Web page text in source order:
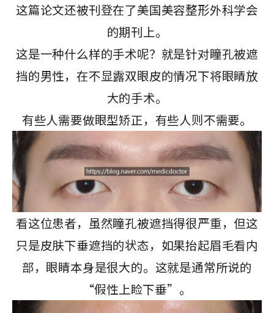
这篇论文还被刊登在了美国美容整形外科学会
的期刊上。
这是一种什么样的手术呢？就是针对瞳孔被遮
挡的男性，在不显露双眼皮的情况下将眼睛放
大的手术。
有些人需要做眼型矫正，有些人则不需要。
看这位患者，虽然瞳孔被遮挡得很严重，但这
只是皮肤下垂遮挡的状态，如果抬起眉毛看内
部，眼睛本身是很大的。这就是通常所说的
“假性上睑下垂”。